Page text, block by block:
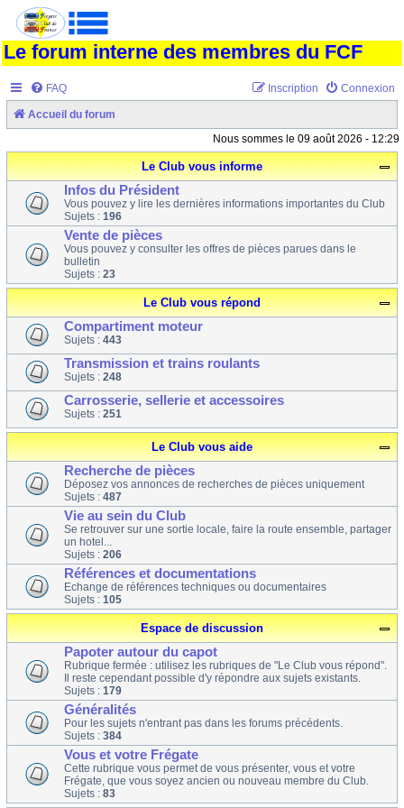
Le forum interne des membres du FCF
FAQ Connexion
Inscription
Accueil du forum
Nous sommes le 09 août 2026 - 12:29
Le Club vous informe
Infos du Président
Vous pouvez y lire les dernières informations importantes du Club
Sujets : 196
Vente de pièces
Vous pouvez y consulter les offres de pièces parues dans le
bulletin
Sujets : 23
Le Club vous répond
Compartiment moteur
Sujets : 443
Transmission et trains roulants
Sujets : 248
Carrosserie, sellerie et accessoires
Sujets : 251
Le Club vous aide
Recherche de pièces
Déposez vos annonces de recherches de pièces uniquement
Sujets : 487
Vie au sein du Club
Se retrouver sur une sortie locale, faire la route ensemble, partager
un hotel...
Sujets : 206
Références et documentations
Echange de références techniques ou documentaires
Sujets : 105
Espace de discussion
Papoter autour du capot
Rubrique fermée : utilisez les rubriques de "Le Club vous répond".
Il reste cependant possible d'y répondre aux sujets existants.
Sujets : 179
Généralités
Pour les sujets n'entrant pas dans les forums précédents.
Sujets : 384
Vous et votre Frégate
Cette rubrique vous permet de vous présenter, vous et votre
Frégate, que vous soyez ancien ou nouveau membre du Club.
Sujets : 83